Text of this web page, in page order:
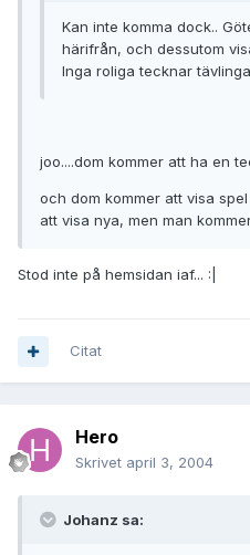
Kan inte komma dock..
härifrån, och dessutom
Inga roliga tecknar
joo....dom kommer att ha en
och dom kommer att visa
att visa nya, men man
Stod inte på hemsidan iaf... :|
Citat
Hero
Skrivet april 3, 2004
Johanz sa: